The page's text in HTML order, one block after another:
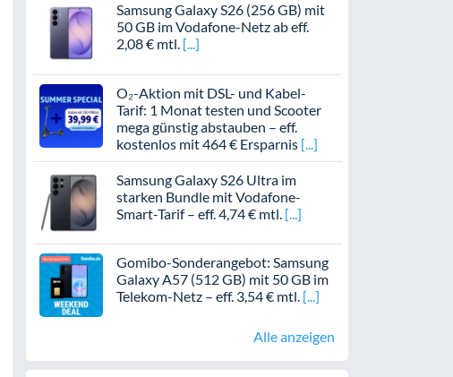
Samsung Galaxy S26 (256 GB) mit
50 GB im Vodafone-Netz ab eff.
2,08 € mtl.
O₂-Aktion mit DSL- und Kabel-
Tarif: 1 Monat testen und Scooter
mega günstig abstauben – eff.
kostenlos mit 464 € Ersparnis
Samsung Galaxy S26 Ultra im
starken Bundle mit Vodafone-
Smart-Tarif – eff. 4,74 € mtl.
Gomibo-Sonderangebot: Samsung
Galaxy A57 (512 GB) mit 50 GB im
Telekom-Netz – eff. 3,54 € mtl.
Alle anzeigen